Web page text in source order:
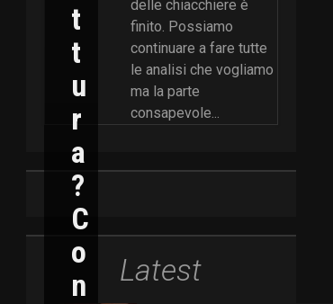
delle chiacchiere è
finito. Possiamo
continuare a fare tutte
le analisi che vogliamo
ma la parte
consapevole...
Latest
T
T
U
R
A
?
C
O
N